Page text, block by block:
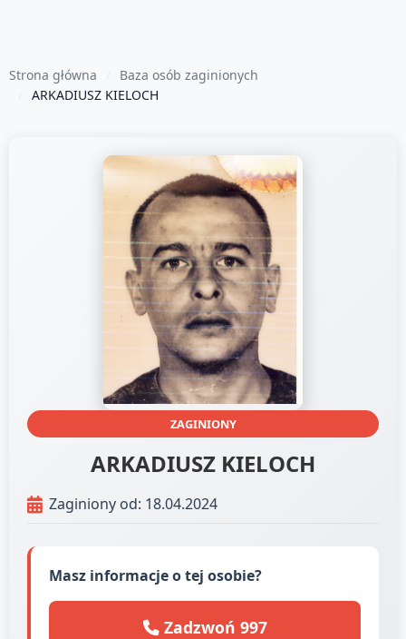
Strona główna
Baza osób zaginionych
ARKADIUSZ KIELOCH
ZAGINIONY
ARKADIUSZ KIELOCH
Zaginiony od: 18.04.2024
Masz informacje o tej osobie?
Zadzwoń 997